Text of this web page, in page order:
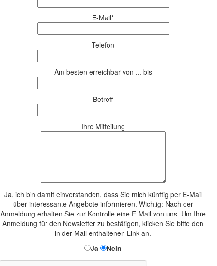
E-Mail*
Telefon
Am besten erreichbar von ... bis
Betreff
Ihre Mitteilung
Ja, ich bin damit einverstanden, dass Sie mich künftig per E-Mail
über interessante Angebote informieren. Wichtig: Nach der
Anmeldung erhalten Sie zur Kontrolle eine E-Mail von uns. Um Ihre
Anmeldung für den Newsletter zu bestätigen, klicken Sie bitte den
in der Mail enthaltenen Link an.
Ja
Nein